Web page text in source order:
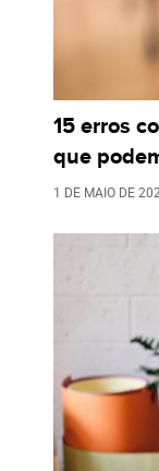
15 erros
que
1 DE MAIO DE